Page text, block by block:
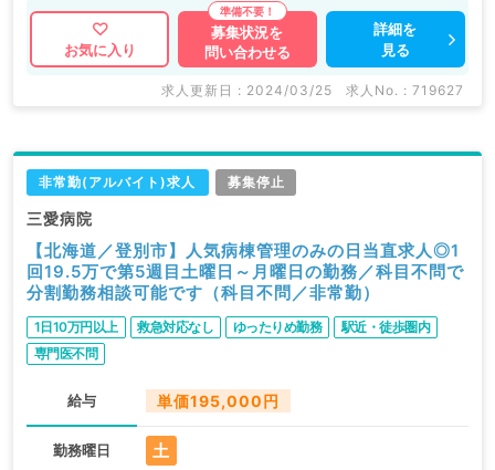
お気に入り
募集状況を
問い合わせる
詳細を
見る
求人更新日 : 2024/03/25 求人No. : 719627
非常勤(アルバイト)求人 募集停止
三愛病院
【北海道／登別市】人気病棟管理のみの日当直求人◎1
回19.5万で第5週目土曜日～月曜日の勤務／科目不問で
分割勤務相談可能です（科目不問／非常勤）
1日10万円以上 救急対応なし ゆったりめ勤務
駅近・徒歩圏内
専門医不問
給与 単価195,000円
勤務曜日 土